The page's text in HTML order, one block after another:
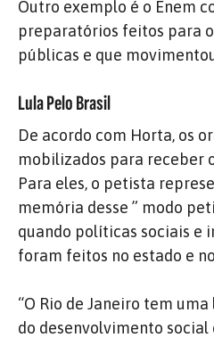
Outro exemplo é o Enem
preparatórios feitos para
públicas e que
Lula Pelo Brasil
De acordo com Horta, os
mobilizados para receber
Para eles, o petista
memória desse ” modo
quando políticas sociais e
foram feitos no estado e
“O Rio de Janeiro tem
do desenvolvimento social